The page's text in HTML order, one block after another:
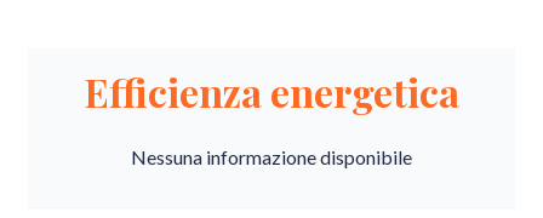
Efficienza energetica
Nessuna informazione disponibile